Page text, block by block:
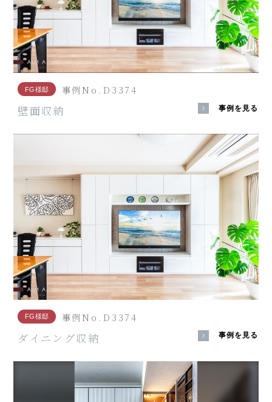
FG様邸 事例No.D3374
壁面収納 事例を見る
FG様邸 事例No.D3374
ダイニング収納 事例を見る